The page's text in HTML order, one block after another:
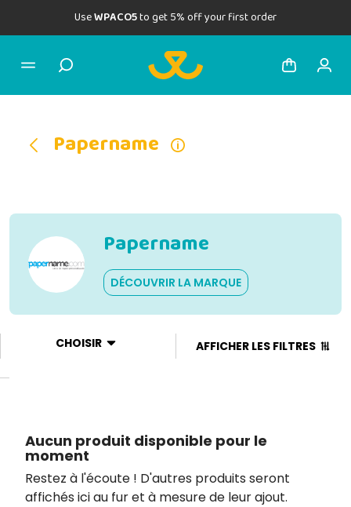
UseWPACO5to get 5% off your first order
Papername
Papername
DÉCOUVRIR LA MARQUE
CHOISIR AFFICHER LES FILTRES
Aucun produit disponible pour le
moment
Restez à l'écoute ! D'autres produits seront
affichés ici au fur et à mesure de leur ajout.